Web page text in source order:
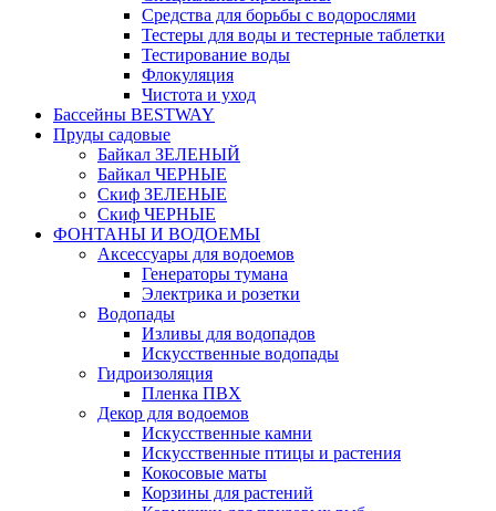
Средства для борьбы с водорослями
Тестеры для воды и тестерные таблетки
Тестирование воды
Флокуляция
Чистота и уход
Бассейны BESTWAY
Пруды садовые
Байкал ЗЕЛЕНЫЙ
Байкал ЧЕРНЫЕ
Скиф ЗЕЛЕНЫЕ
Скиф ЧЕРНЫЕ
ФОНТАНЫ И ВОДОЕМЫ
Аксессуары для водоемов
Генераторы тумана
Электрика и розетки
Водопады
Изливы для водопадов
Искусственные водопады
Гидроизоляция
Пленка ПВХ
Декор для водоемов
Искусственные камни
Искусственные птицы и растения
Кокосовые маты
Корзины для растений